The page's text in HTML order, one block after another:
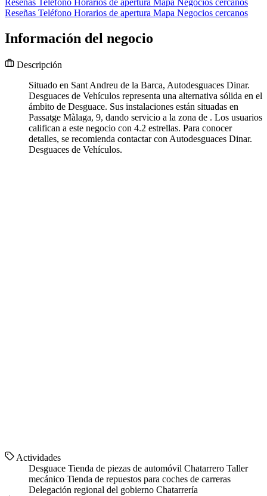
Reseñas Teléfono Horarios de apertura Mapa Negocios cercanos
Reseñas Teléfono Horarios de apertura Mapa Negocios cercanos
Información del negocio
Descripción
Situado en Sant Andreu de la Barca, Autodesguaces Dinar.
Desguaces de Vehículos representa una alternativa sólida en el
ámbito de Desguace. Sus instalaciones están situadas en
Passatge Màlaga, 9, dando servicio a la zona de . Los usuarios
califican a este negocio con 4.2 estrellas. Para conocer
detalles, se recomienda contactar con Autodesguaces Dinar.
Desguaces de Vehículos.
Actividades
Desguace Tienda de piezas de automóvil Chatarrero Taller
mecánico Tienda de repuestos para coches de carreras
Delegación regional del gobierno Chatarrería